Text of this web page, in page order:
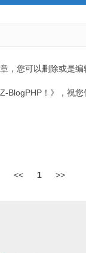
，您可以删除或是编
BlogPHP！》，祝
<< 1 >>